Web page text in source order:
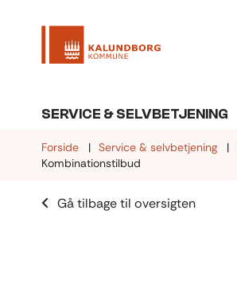
SERVICE & SELVBETJENING
Forside Service & selvbetjening
Kombinationstilbud
Gå tilbage til oversigten